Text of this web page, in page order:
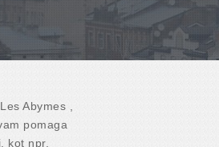
Abymes ,
pomaga
kot npr.